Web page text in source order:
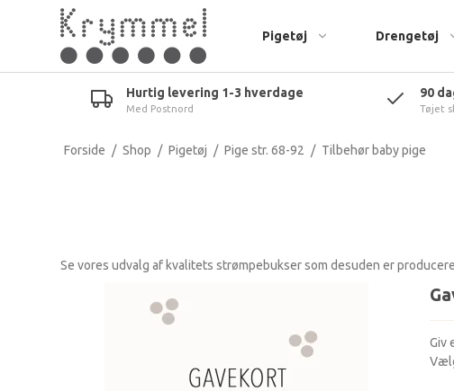
Pigetøj
Body & overdele 68-92
Underdele 68-92 Bluser
Toppe og T-shirts
Drengetøj
Body & overdele 68-98
Underdele 68-92
Bluser og
Bukser
Fleece & overtøj
Undertøj, sæt &
Hurtig levering 1-3 hverdage
Med Postnord
90
Tøjet
Forside / Shop / Pigetøj / Pige str. 68-92 / Tilbehør baby pige
Se vores udvalg af kvalitets strømpebukser som desuden er
Giv